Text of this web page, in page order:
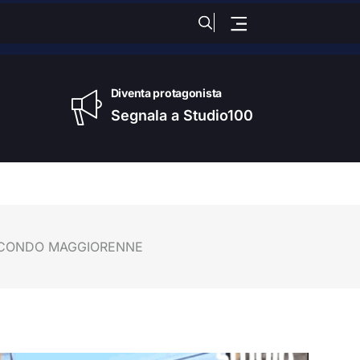
Diventa protagonista
Segnala a Studio100
MAGGIORENNE